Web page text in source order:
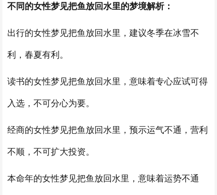
不同的女性梦见把鱼放回水里的梦境解析：
出行的女性梦见把鱼放回水里，建议冬季在冰雪不
利，春夏有利。
读书的女性梦见把鱼放回水里，意味着专心应试可得
入选，不可分心为要。
经商的女性梦见把鱼放回水里，预示运气不通，营利
不顺，不可扩大投资。
本命年的女性梦见把鱼放回水里，意味着运势不通